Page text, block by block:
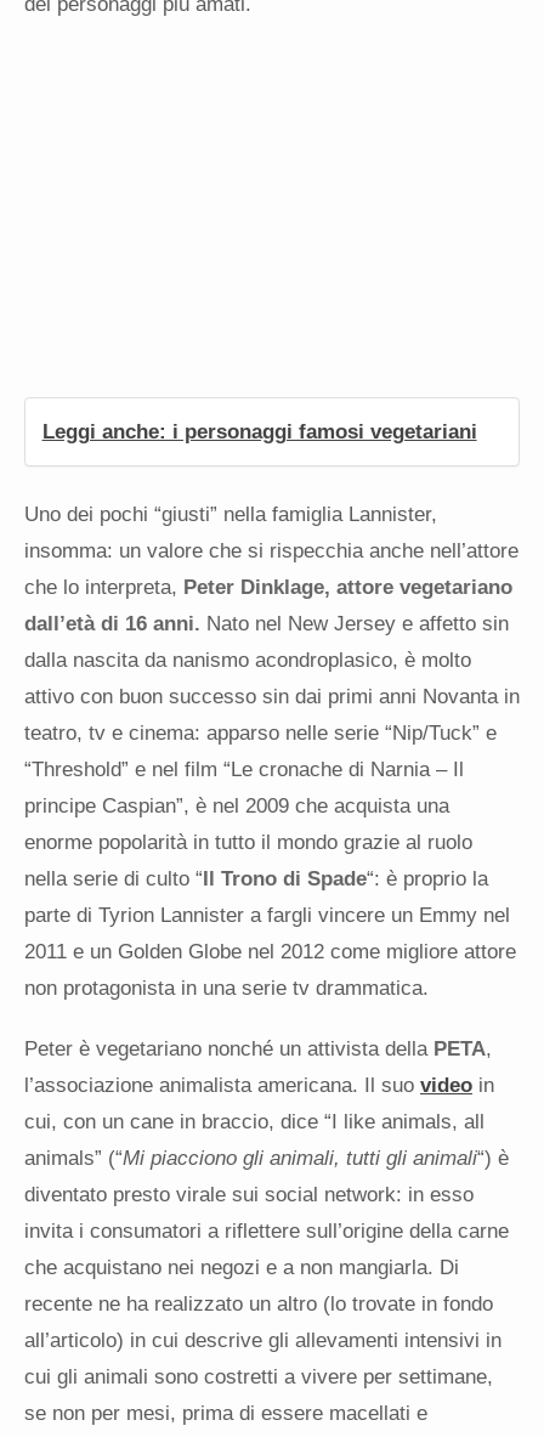
dei personaggi più amati.
Leggi anche: i personaggi famosi vegetariani
Uno dei pochi “giusti” nella famiglia Lannister,
insomma: un valore che si rispecchia anche nell’attore
che lo interpreta, Peter Dinklage, attore vegetariano
dall’età di 16 anni. Nato nel New Jersey e affetto sin
dalla nascita da nanismo acondroplasico, è molto
attivo con buon successo sin dai primi anni Novanta in
teatro, tv e cinema: apparso nelle serie “Nip/Tuck” e
“Threshold” e nel film “Le cronache di Narnia – Il
principe Caspian”, è nel 2009 che acquista una
enorme popolarità in tutto il mondo grazie al ruolo
nella serie di culto “Il Trono di Spade“: è proprio la
parte di Tyrion Lannister a fargli vincere un Emmy nel
2011 e un Golden Globe nel 2012 come migliore attore
non protagonista in una serie tv drammatica.
Peter è vegetariano nonché un attivista della PETA,
l’associazione animalista americana. Il suo video in
cui, con un cane in braccio, dice “I like animals, all
animals” (“Mi piacciono gli animali, tutti gli animali“) è
diventato presto virale sui social network: in esso
invita i consumatori a riflettere sull’origine della carne
che acquistano nei negozi e a non mangiarla. Di
recente ne ha realizzato un altro (lo trovate in fondo
all’articolo) in cui descrive gli allevamenti intensivi in
cui gli animali sono costretti a vivere per settimane,
se non per mesi, prima di essere macellati e